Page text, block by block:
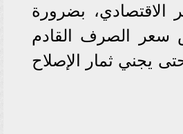
الاقتصادي، بضرورة
سعر الصرف القادم
يجني ثمار الإصلاح